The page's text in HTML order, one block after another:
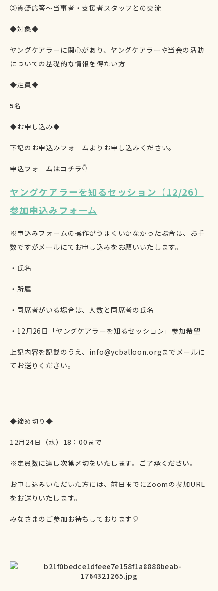
③質疑応答～当事者・支援者スタッフとの交流
◆対象◆
ヤングケアラーに関心があり、ヤングケアラーや当会の活動
についての基礎的な情報を得たい方
◆定員◆
5名
◆お申し込み◆
下記のお申込みフォームよりお申し込みください。
申込フォームはコチラ👇
ヤングケアラーを知るセッション（12/26）
参加申込みフォーム
※申込みフォームの操作がうまくいかなかった場合は、お手
数ですがメールにてお申し込みをお願いいたします。
・氏名
・所属
・同席者がいる場合は、人数と同席者の氏名
・12月26 日「ヤングケアラーを知るセッション」参加希望
上記内容を記載のうえ、info@ycballoon.orgまでメールに
てお送りください。
◆締め切り◆
12月24日（水）18：00まで
※定員数に達し次第〆切をいたします。ご了承ください。
お申し込みいただいた方には、前日までにZoomの参加URL
をお送りいたします。
みなさまのご参加お待ちしております🎈